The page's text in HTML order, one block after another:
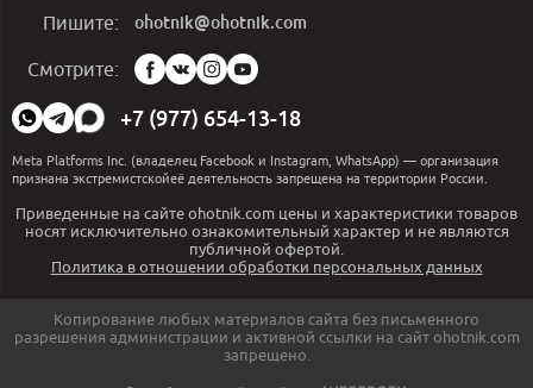
Пишите: ohotnik@ohotnik.com
Смотрите:
Мы
в
социальных
сетях:
+7 (977) 654-13-18
Meta Platforms Inc. (владелец Facebook и Instagram, WhatsApp) — организация
признана экстремистскойеё деятельность запрещена на территории России.
Приведенные на сайте ohotnik.com цены и характеристики товаров
носят исключительно ознакомительный характер и не являются
публичной офертой.
Политика в отношении обработки персональных данных
Копирование любых материалов сайта без письменного
разрешения администрации и активной ссылки на сайт ohotnik.com
запрещено.